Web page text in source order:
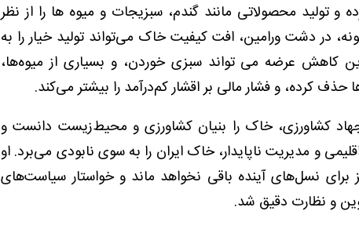
محصولاتی مانند گندم، سبزیجات و میوه ها را از نظر
در دشت ورامین، افت کیفیت خاک می‌تواند تولید خیار را به
کاهش عرضه می تواند سبزی خوردن، و بسیاری از میوه‌ها،
کرده، و فشار مالی بر اقشار کم‌درآمد را بیشتر می‌کند.
کشاورزی، خاک را بنیان کشاورزی و محیط‌زیست دانست و
و مدیریت ناپایدار، خاک ایران را به سوی نابودی می‌برد. او
برای نسل‌های آینده باقی نخواهد ماند و خواستار سیاست‌های
و نظارت دقیق شد.